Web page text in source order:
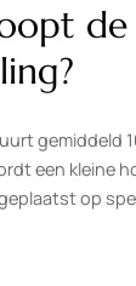
de
gemiddeld
een kleine
op